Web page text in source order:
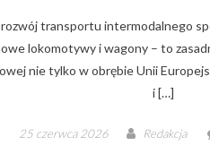
transportu intermodalnego
lokomotywy i wagony – to
nie tylko w obrębie Unii
i […]
Posted
25 czerwca 2026 Author
Redakcja